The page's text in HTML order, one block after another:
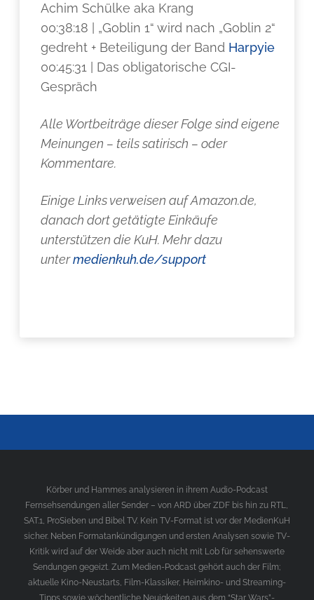
Achim Schülke aka Krang
00:38:18 | „Goblin 1“ wird nach „Goblin 2“
gedreht + Beteiligung der Band Harpyie
00:45:31 | Das obligatorische CGI-
Gespräch
Alle Wortbeiträge dieser Folge sind eigene
Meinungen – teils satirisch – oder
Kommentare.
Einige Links verweisen auf Amazon.de,
danach dort getätigte Einkäufe
unterstützen die KuH. Mehr dazu
untermedienkuh.de/support
Körber und Hammes analysieren in ihrem Audio-Podcast
Fernsehsendungen aller Sender – von ARD über ZDF bis hin zu RTL,
SAT.1, ProSieben und Bibel TV. Kein TV-Format ist vor der MedienKuH
sicher. Neben Formatankündigungen und ersten Analysen sowie TV-
Kritik wird auf der Weide aber auch nicht mit Lob für sehenswerte
Sendungen gegeizt. Zum Medien-Podcast gehört auch der Film;
aktuelle Kino-Neustarts, Film-Klassiker, Heimkino- und Streaming-
Tipps sowie wöchentliche Neuigkeiten aus dem “Star Wars”-